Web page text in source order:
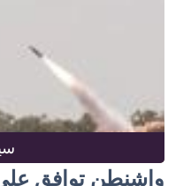
واشنطن توافق